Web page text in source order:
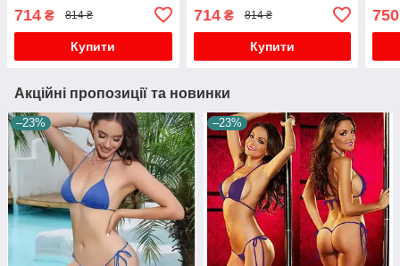
714 ₴ 814 ₴
Купити
714₴ 814 ₴
Купити
750
Акційні пропозиції та новинки
–23% –23%